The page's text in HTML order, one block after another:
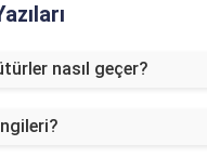
nasıl geçer?